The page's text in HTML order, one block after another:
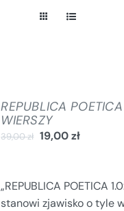
REPUBLICA POETICA
WIERSZY
39,00zł 19,00zł
„REPUBLICA POETICA
stanowi zjawisko o tyle